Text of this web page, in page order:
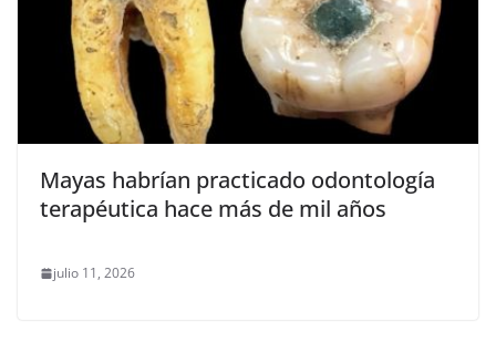
Mayas habrían practicado odontología
terapéutica hace más de mil años
julio 11, 2026